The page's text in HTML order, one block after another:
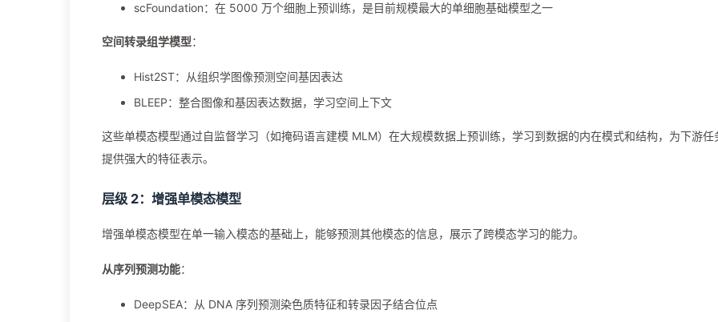
scFoundation：在 5000 万个细胞上预训练，是目前规模最大的单细胞基础模型之一
空间转录组学模型：
Hist2ST：从组织学图像预测空间基因表达
BLEEP：整合图像和基因表达数据，学习空间上下文
这些单模态模型通过自监督学习（如掩码语言建模 MLM）在大规模数据上预训练，学习到数据的内在模式和结构，为下游任
提供强大的特征表示。
层级 2：增强单模态模型
增强单模态模型在单一输入模态的基础上，能够预测其他模态的信息，展示了跨模态学习的能力。
从序列预测功能：
DeepSEA：从 DNA 序列预测染色质特征和转录因子结合位点